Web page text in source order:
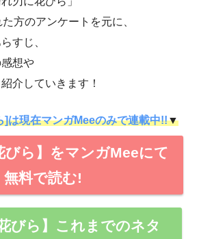
方のアンケートを元に、
すじ、
想や
介していきます！
]は現在マンガMeeのみで連載中!!▼
びら】をマンガMeeにて
無料で読む!
びら】これまでのネタ